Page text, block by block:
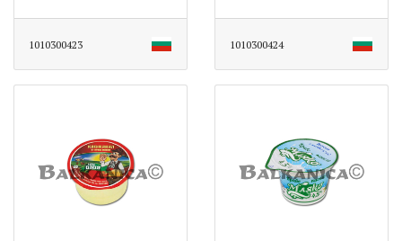
1010300423 1010300424